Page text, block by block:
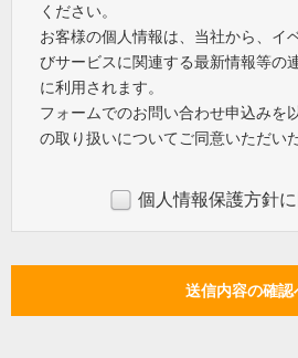
ください。
お客様の個人情報は、当社から、イ
びサービスに関連する最新情報等の
に利用されます。
フォームでのお問い合わせ申込みを
の取り扱いについてご同意いただい
個人情報保護方針